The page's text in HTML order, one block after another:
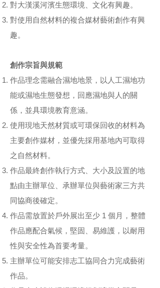
對大漢溪河濱生態環境、文化有興趣。
對使用自然材料的複合媒材藝術創作有興
趣。
創作宗旨與規範
作品理念需融合濕地地景，以人工濕地功
能或濕地生態發想，回應濕地與人的關
係，並具環境教育意涵。
使用現地天然材質或可環保回收的材料為
主要創作媒材，並優先採用基地內可取得
之自然材料。
作品最終創作執行方式、大小及設置的地
點由主辦單位、承辦單位與藝術家三方共
同協商後確定。
作品需放置於戶外展出至少 1 個月，整體
作品應配合氣候，堅固、易維護，以耐用
性與安全性為首要考量。
主辦單位可能安排志工協同合力完成藝術
作品。